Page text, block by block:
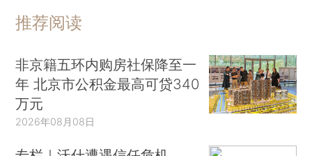
推荐阅读
非京籍五环内购房社保降至一
年 北京市公积金最高可贷340
万元
2026年08月08日